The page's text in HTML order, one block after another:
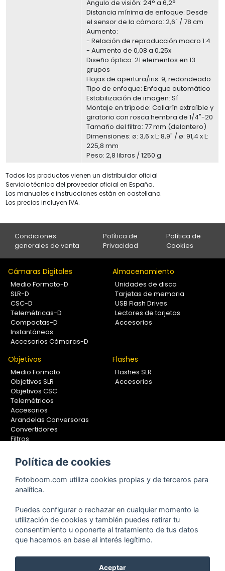
Ángulo de visión: 24° a 6,2°
Distancia mínima de enfoque: Desde
el sensor de la cámara: 2,6´ / 78 cm
Aumento:
- Relación de reproducción macro 1:4
- Aumento de 0,08 a 0,25x
Diseño óptico: 21 elementos en 13
grupos
Hojas de apertura/iris: 9, redondeado
Tipo de enfoque: Enfoque automático
Estabilización de imagen: Sí
Montaje en trípode: Collarín extraíble y
giratorio con rosca hembra de 1/4"-20
Tamaño del filtro: 77 mm (delantero)
Dimensiones: ø: 3,6 x L: 8,9" / ø: 91,4 x L:
225,8 mm
Peso: 2,8 libras / 1250 g
Todos los productos vienen un distribuidor oficial
Servicio técnico del proveedor oficial en España.
Los manuales e instrucciones están en castellano.
Los precios incluyen IVA.
Condiciones
generales de venta
Política de
Privacidad
Política de
Cookies
Cámaras Digitales
Medio Formato-D
SLR-D
CSC-D
Telemétricas-D
Compactas-D
Instantáneas
Accesorios Cámaras-D
Almacenamiento
Unidades de disco
Tarjetas de memoria
USB Flash Drives
Lectores de tarjetas
Accesorios
Objetivos
Medio Formato
Objetivos SLR
Objetivos CSC
Telemétricos
Accesorios
Arandelas Conversoras
Convertidores
Filtros
Calibradores
Flashes
Flashes SLR
Accesorios
Soportes Fotografía
Monopiés
Trípodes
Kit Completos
Accesorios
Copyright © 2001-2024, Fotoboom, Fotonet, S.L. CIF. B-83430587
Política de cookies
Fotoboom.com utiliza cookies propias y de terceros para
analítica.
Puedes configurar o rechazar en cualquier momento la
utilización de cookies y también puedes retirar tu
consentimiento u oponerte al tratamiento de tus datos
que hacemos en base al interés legítimo.
Aceptar